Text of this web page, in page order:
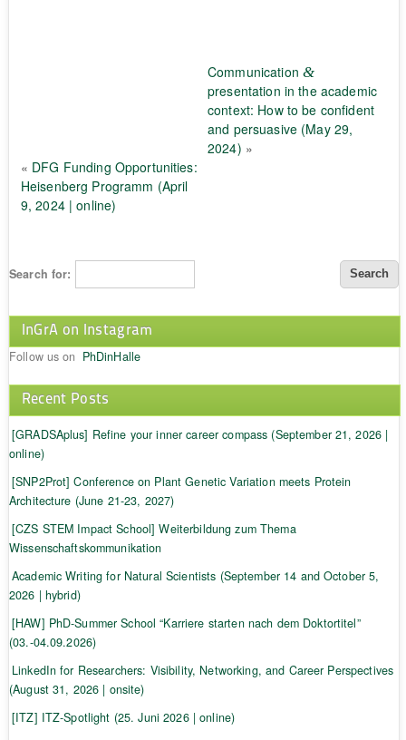
Communication &
presentation in the academic
context: How to be confident
and persuasive (May 29,
2024) »
« DFG Funding Opportunities:
Heisenberg Programm (April
9, 2024 | online)
Search for:
InGrA on Instagram
Follow us on PhDinHalle
Recent Posts
[GRADSAplus] Refine your inner career compass (September 21, 2026 |
online)
[SNP2Prot] Conference on Plant Genetic Variation meets Protein
Architecture (June 21-23, 2027)
[CZS STEM Impact School] Weiterbildung zum Thema
Wissenschaftskommunikation
Academic Writing for Natural Scientists (September 14 and October 5,
2026 | hybrid)
[HAW] PhD-Summer School “Karriere starten nach dem Doktortitel”
(03.-04.09.2026)
LinkedIn for Researchers: Visibility, Networking, and Career Perspectives
(August 31, 2026 | onsite)
[ITZ] ITZ-Spotlight (25. Juni 2026 | online)